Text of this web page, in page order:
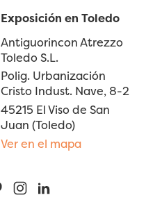
Exposición en Toledo
Antiguorincon Atrezzo
Toledo S.L.
Polig. Urbanización
Cristo Indust. Nave, 8-2
45215 El Viso de San
Juan (Toledo)
Ver en el mapa
PinterestInstagram